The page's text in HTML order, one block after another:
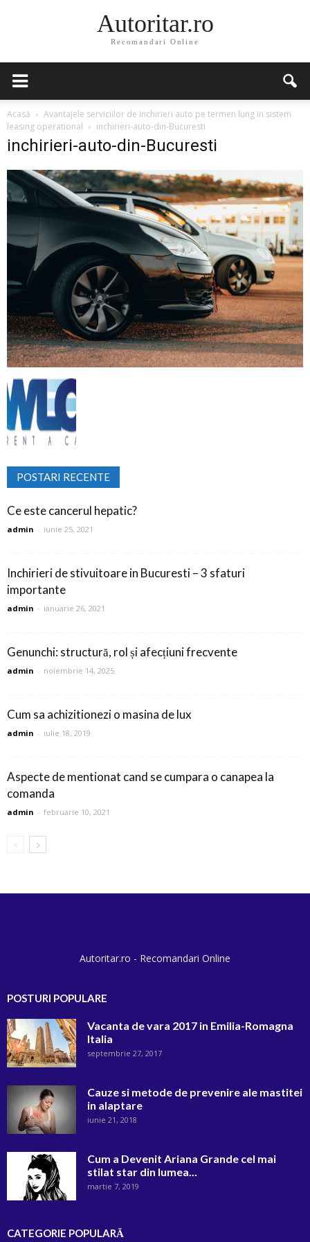
Autoritar.ro
Recomandari Online
Acasă
Avantajele serviciilor de inchirieri auto pe termen lung in sistem
leasing operational
inchirieri-auto-din-Bucuresti
inchirieri-auto-din-Bucuresti
POSTARI RECENTE
Ce este cancerul hepatic?
admin - iunie 25, 2021
Inchirieri de stivuitoare in Bucuresti – 3 sfaturi
importante
admin - ianuarie 26, 2021
Genunchi: structură, rol și afecțiuni frecvente
admin - noiembrie 14, 2025
Cum sa achizitionezi o masina de lux
admin - iulie 18, 2019
Aspecte de mentionat cand se cumpara o canapea la
comanda
admin - februarie 10, 2021
Autoritar.ro - Recomandari Online
POSTURI POPULARE
Vacanta de vara 2017 in Emilia-Romagna
Italia
septembrie 27, 2017
Cauze si metode de prevenire ale mastitei
in alaptare
iunie 21, 2018
Cum a Devenit Ariana Grande cel mai
stilat star din lumea...
martie 7, 2019
CATEGORIE POPULARĂ